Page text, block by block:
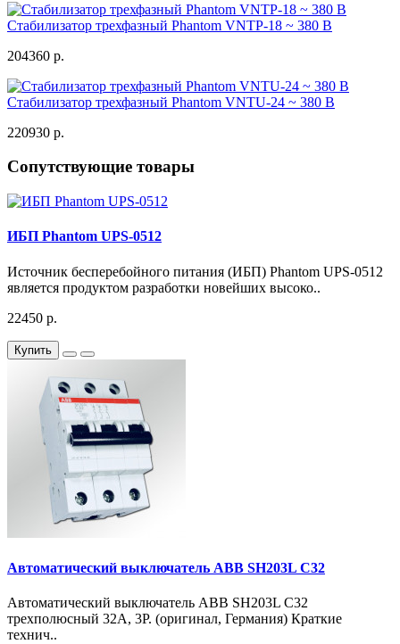
Стабилизатор трехфазный Phantom VNTP-18 ~ 380 В
204360 р.
Стабилизатор трехфазный Phantom VNTU-24 ~ 380 В
220930 р.
Сопутствующие товары
ИБП Phantom UPS-0512
Источник бесперебойного питания (ИБП) Phantom UPS-0512
является продуктом разработки новейших высоко..
22450 р.
Купить
Автоматический выключатель ABB SH203L C32
Автоматический выключатель ABB SH203L C32
трехполюсный 32А, 3Р. (оригинал, Германия) Краткие
технич..